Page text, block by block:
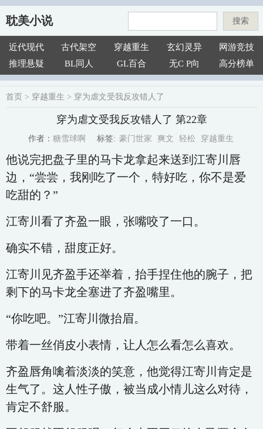
耽美小说 搜索
近代现代 古代架空 穿越重生 玄幻灵异
网游竞技
推理悬疑
BL同人 GL百合 无C P向 高分榜单
首页 > 穿越重生 > 穿为虐文受我反攻错人了
穿为虐文受我反攻错人了 第22章
作者： 糖雪球啊 标签: 豪门世家 爽文 轻松 穿越重生
他说完把盘子里的马卡龙拿起来送到江寄川唇
边，“尝尝，我刚吃了一个，特好吃，你不是爱
吃甜的？”
江寄川看了齐盈一眼，张嘴咬了一口。
确实不错，甜度正好。
江寄川见齐盈手还举着，抬手捏住他的腕子，把
剩下的马卡龙全塞进了齐盈嘴里。
“你吃吧。”江寄川微抬眉。
带着一丝俏皮小表情，让人怎么看怎么喜欢。
齐盈唇角噙着淡淡的笑意，他觉得江寄川肯定是
生气了。这人性子傲，被当成小情儿这么对待，
肯定不舒服。